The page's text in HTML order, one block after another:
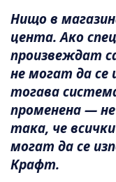
Нищо в
цента. Ако
произвеждат
не могат да се
тогава
променена —
така, че
могат да се
Крафт.